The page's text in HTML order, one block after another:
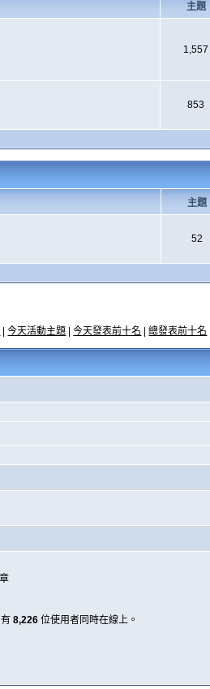
主題
1,557
853
主題
52
|今天活動主題 |今天發表前十名 |總發表前十名
有 8,226位使用者同時在線上。